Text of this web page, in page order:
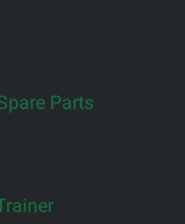
Parts